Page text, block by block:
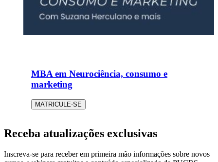
MBA em Neurociência, consumo e
marketing
MATRICULE-SE
Receba atualizações exclusivas
Inscreva-se para receber em primeira mão informações sobre novos